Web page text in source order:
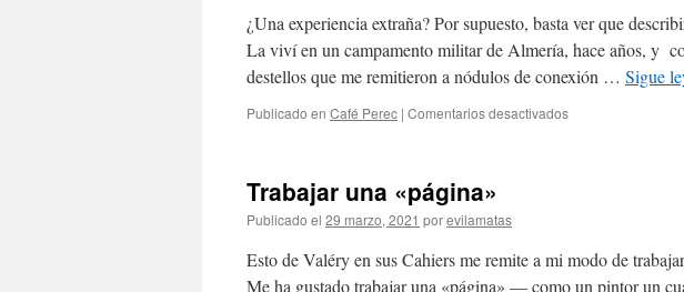
¿Una experiencia extraña? Por supuesto, basta ver que
La viví en un campamento militar de Almería, hace años, y
destellos que me remitieron a nódulos de conexión … Sigue
Publicado en Café Perec | Comentarios desactivados
Trabajar una «página»
Publicado el 29 marzo, 2021 porevilamatas
Esto de Valéry en sus Cahiers me remite a mi modo de
Me ha gustado trabajar una «página» — como un pintor un